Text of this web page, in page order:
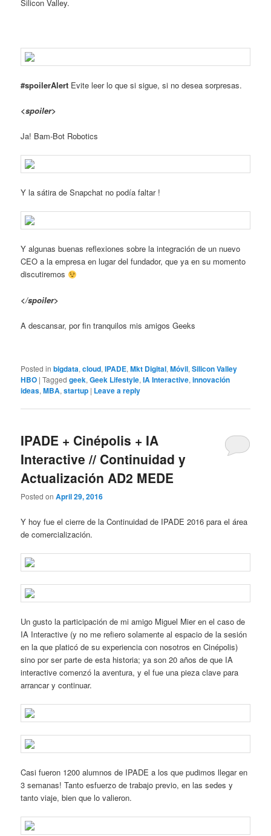
Silicon Valley.
#spoilerAlert Evite leer lo que si sigue, si no desea sorpresas.
<spoiler>
Ja! Bam-Bot Robotics
Y la sátira de Snapchat no podía faltar !
Y algunas buenas reflexiones sobre la integración de un nuevo
CEO a la empresa en lugar del fundador, que ya en su momento
discutiremos
</spoiler>
A descansar, por fin tranquilos mis amigos Geeks
Posted in bigdata,cloud,IPADE,Mkt Digital,Móvil,Silicon Valley
HBO |Tagged geek,Geek Lifestyle,IA Interactive,innovación
ideas,MBA,startup | Leave a reply
IPADE + Cinépolis + IA
Interactive // Continuidad y
Actualización AD2 MEDE
Posted onApril 29, 2016
Y hoy fue el cierre de la Continuidad de IPADE 2016 para el área
de comercialización.
Un gusto la participación de mi amigo Miguel Mier en el caso de
IA Interactive (y no me refiero solamente al espacio de la sesión
en la que platicó de su experiencia con nosotros en Cinépolis)
sino por ser parte de esta historia; ya son 20 años de que IA
interactive comenzó la aventura, y el fue una pieza clave para
arrancar y continuar.
Casi fueron 1200 alumnos de IPADE a los que pudimos llegar en
3 semanas! Tanto esfuerzo de trabajo previo, en las sedes y
tanto viaje, bien que lo valieron.